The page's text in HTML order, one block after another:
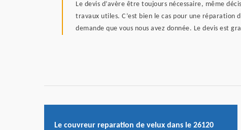
Le devis d’avère être toujours nécessaire, même
travaux utiles. C’est bien le cas pour une réparation
demande que vous nous avez donnée. Le devis est
Le couvreur reparation de velux dans le 26120